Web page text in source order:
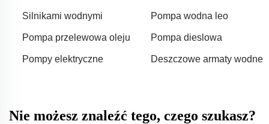
Silnikami wodnymi
Pompa wodna leo
Pompa przelewowa oleju Pompa dieslowa
Pompy elektryczne Deszczowe armaty wodne
Nie możesz znaleźć tego, czego szukasz?